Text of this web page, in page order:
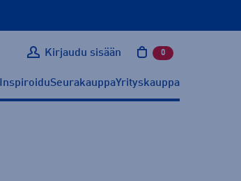
Kirjaudu sisään 0 tuotetta
InspiroiduSeurakauppaYrityskauppa